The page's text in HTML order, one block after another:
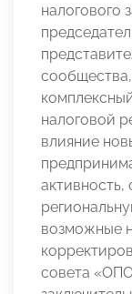
налогового
налоговой
влияние
активность,
возможные
совета